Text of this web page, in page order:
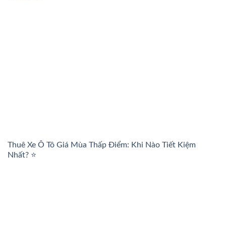
Thuê Xe Ô Tô Giá Mùa Thấp Điểm: Khi Nào Tiết Kiệm
Nhất? ⭐